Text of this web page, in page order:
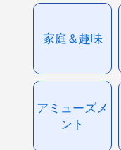
家庭＆趣味
アミューズメ
ント